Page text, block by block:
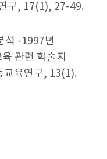
구, 17(1), 27-49.
석 -1997년
관련 학술지
교육연구, 13(1).